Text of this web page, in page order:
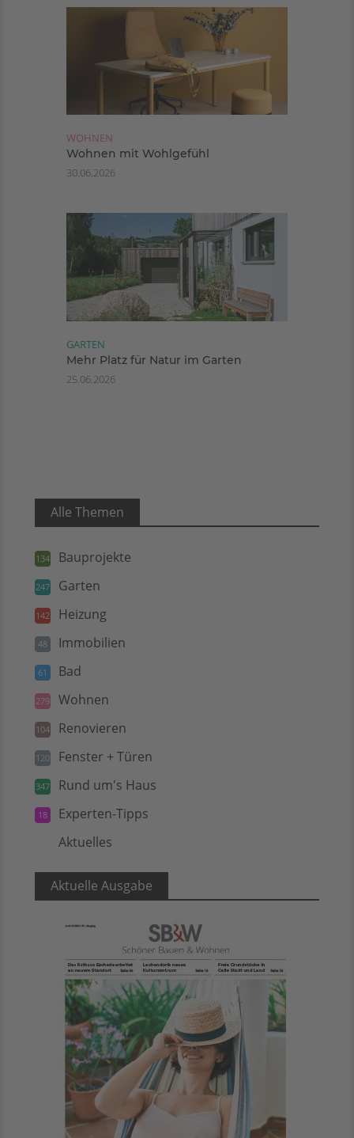
WOHNEN
Wohnen mit Wohlgefühl
30.06.2026
GARTEN
Mehr Platz für Natur im Garten
25.06.2026
Alle Themen
134 Bauprojekte
247 Garten
142 Heizung
48 Immobilien
61 Bad
279 Wohnen
104 Renovieren
120 Fenster + Türen
347 Rund um's Haus
18 Experten-Tipps
Aktuelles
Aktuelle Ausgabe